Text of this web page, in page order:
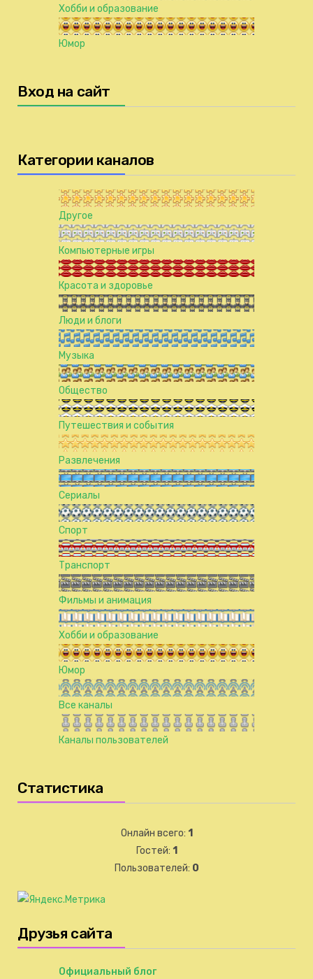
Хобби и образование
Юмор
Вход на сайт
Категории каналов
Другое
Компьютерные игры
Красота и здоровье
Люди и блоги
Музыка
Общество
Путешествия и события
Развлечения
Сериалы
Спорт
Транспорт
Фильмы и анимация
Хобби и образование
Юмор
Все каналы
Каналы пользователей
Статистика
Онлайн всего: 1
Гостей: 1
Пользователей: 0
Друзья сайта
Официальный блог